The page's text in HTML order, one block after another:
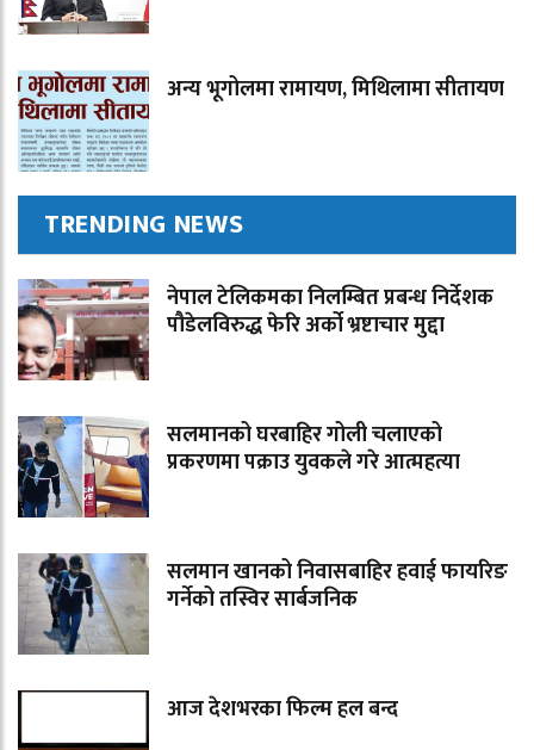
अन्य भूगोलमा रामायण, मिथिलामा सीतायण
TRENDING NEWS
नेपाल टेलिकमका निलम्बित प्रबन्ध निर्देशक
पौडेलविरुद्ध फेरि अर्को भ्रष्टाचार मुद्दा
सलमानको घरबाहिर गोली चलाएको
प्रकरणमा पक्राउ युवकले गरे आत्महत्या
सलमान खानको निवासबाहिर हवाई फायरिङ
गर्नेको तस्विर सार्बजनिक
आज देशभरका फिल्म हल बन्द